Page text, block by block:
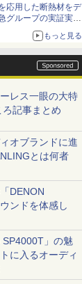
応用した断熱材をデ
グループの実証実験
熱パネル TIVIP」
もっと見る
レス一眼の大特
記事まとめ
オブランドに進
とは何者
DENON
ンドを体感し
SP4000T」の魅
に入るオーディ